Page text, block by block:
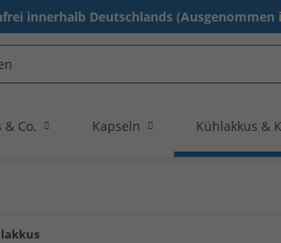
innerhalb Deutschlands (Ausgenommen
& Co. Kapseln Kühlakkus &